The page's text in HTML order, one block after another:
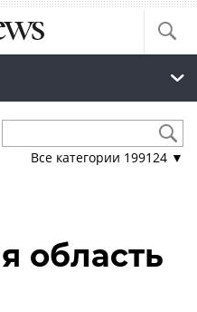
Все категории 199124 ▼
область